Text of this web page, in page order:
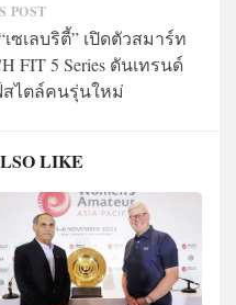
POST
ซเลบริตี้” เปิดตัวสมาร์ท
FIT 5 Series ดันเทรนด์
ไตล์คนรุ่นใหม่
LIKE